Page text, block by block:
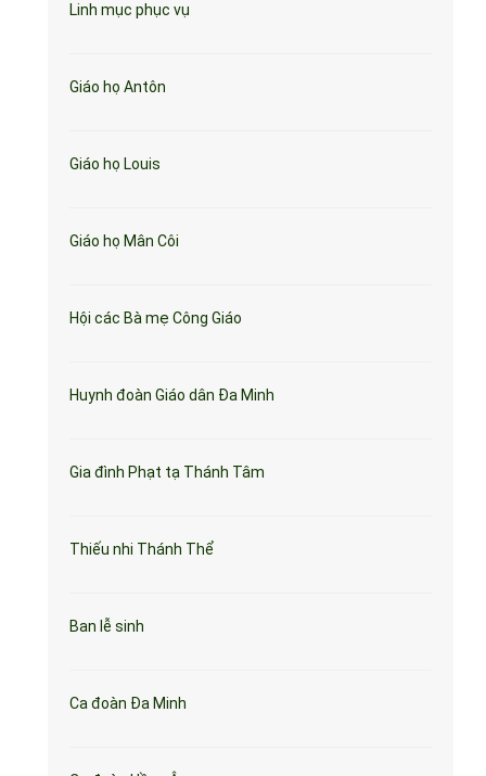
Linh mục phục vụ
Giáo họ Antôn
Giáo họ Louis
Giáo họ Mân Côi
Hội các Bà mẹ Công Giáo
Huynh đoàn Giáo dân Đa Minh
Gia đình Phạt tạ Thánh Tâm
Thiếu nhi Thánh Thể
Ban lễ sinh
Ca đoàn Đa Minh